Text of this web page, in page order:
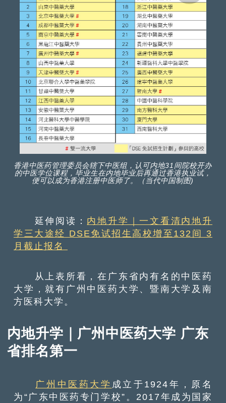
香港中医药管理委员会辖下中医组，认可内地31间院校开办
的中医学位课程，毕业生在内地毕业后再通过香港执业试，
便可以成为香港注册中医师了。（当代中国制图)
延伸阅读： 内地升学｜一文看清内地升
学三大途经 DSE免试招生高校增至132间 3
月截止报名
从上表所看，在广东省内有名的中医药
大学，就有广州中医药大学、暨南大学及南
方医科大学。
内地升学｜广州中医药大学 广东
省排名第一
广州中医药大学 成立于1924年，原名
为“广东中医药专门学校”。2017年成为国家